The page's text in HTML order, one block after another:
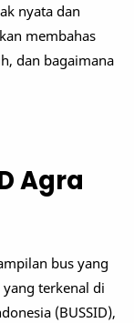
nyata dan
membahas
dan bagaimana
Agra
bus yang
terkenal di
(BUSSID),